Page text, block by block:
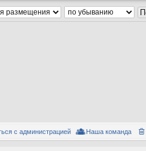
Наша команда
с администрацией